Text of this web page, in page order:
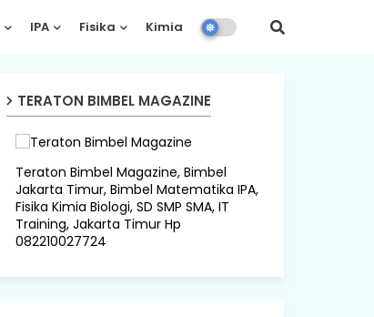
IPA Fisika Kimia Biologi
TERATON BIMBEL MAGAZINE
Teraton Bimbel Magazine, Bimbel
Jakarta Timur, Bimbel Matematika IPA,
Fisika Kimia Biologi, SD SMP SMA, IT
Training, Jakarta Timur Hp
082210027724